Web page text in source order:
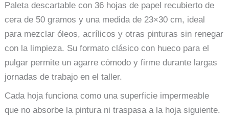
Paleta descartable con 36 hojas de papel recubierto de
cera de 50 gramos y una medida de 23×30 cm, ideal
para mezclar óleos, acrílicos y otras pinturas sin renegar
con la limpieza. Su formato clásico con hueco para el
pulgar permite un agarre cómodo y firme durante largas
jornadas de trabajo en el taller.
Cada hoja funciona como una superficie impermeable
que no absorbe la pintura ni traspasa a la hoja siguiente.